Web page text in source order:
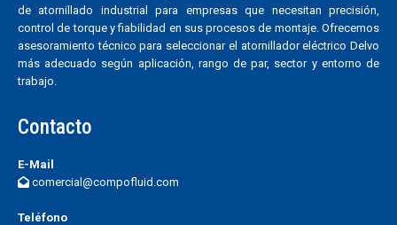
de atornillado industrial para empresas que necesitan precisión,
control de torque y fiabilidad en sus procesos de montaje. Ofrecemos
asesoramiento técnico para seleccionar el atornillador eléctrico Delvo
más adecuado según aplicación, rango de par, sector y entorno de
trabajo.
Contacto
E-Mail
comercial@compofluid.com
Teléfono